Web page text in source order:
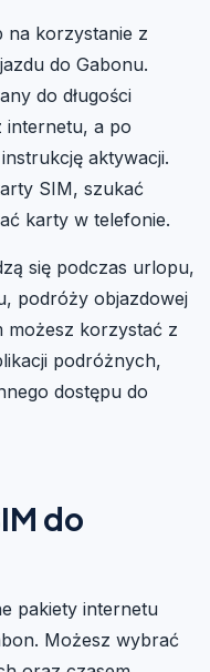
na korzystanie z
do Gabonu.
do długości
internetu, a po
aktywacji.
SIM, szukać
karty w telefonie.
się podczas urlopu,
podróży objazdowej
możesz korzystać z
podróżnych,
dostępu do
do
pakiety internetu
Możesz wybrać